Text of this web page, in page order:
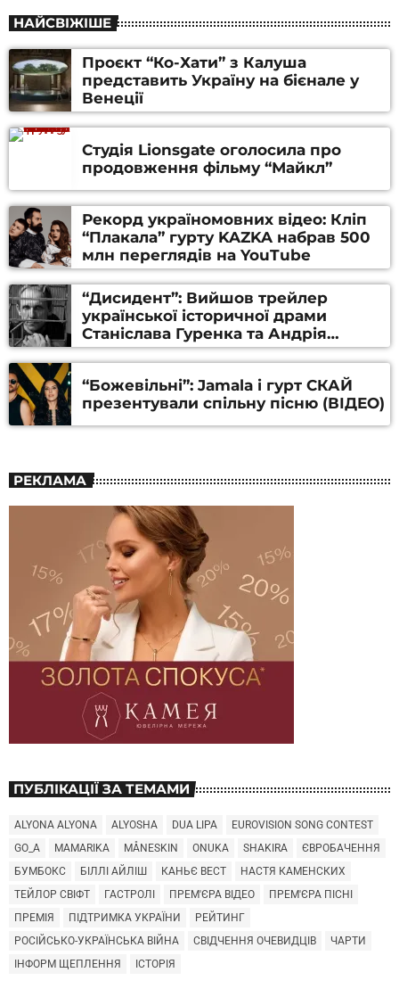
НАЙСВІЖІШЕ
Проєкт “Ко-Хати” з Калуша
представить Україну на бієнале у
Венеції
Студія Lionsgate оголосила про
продовження фільму “Майкл”
Рекорд україномовних відео: Кліп
“Плакала” гурту KAZKA набрав 500
млн переглядів на YouTube
“Дисидент”: Вийшов трейлер
української історичної драми
Станіслава Гуренка та Андрія
Алфьорова (ВІДЕО)
“Божевільні”: Jamala і гурт СКАЙ
презентували спільну пісню (ВІДЕО)
РЕКЛАМА
ПУБЛІКАЦІЇ ЗА ТЕМАМИ
ALYONA ALYONA ALYOSHA DUA LIPA
EUROVISION SONG CONTEST
GO_A
MAMARIKA MÅNESKIN ONUKA SHAKIRA
ЄВРОБАЧЕННЯ
БУМБОКС
БІЛЛІ АЙЛІШ КАНЬЄ ВЕСТ
НАСТЯ КАМЕНСКИХ
ТЕЙЛОР СВІФТ
ГАСТРОЛІ ПРЕМ'ЄРА ВІДЕО
ПРЕМ'ЄРА ПІСНІ
ПРЕМІЯ
ПІДТРИМКА УКРАЇНИ
РЕЙТИНГ
РОСІЙСЬКО-УКРАЇНСЬКА ВІЙНА
СВІДЧЕННЯ ОЧЕВИДЦІВ
ЧАРТИ
ІНФОРМ ЩЕПЛЕННЯ
ІСТОРІЯ